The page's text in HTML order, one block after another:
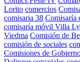
Lorito comercios
comisaria 38 Comisaría
comisaría móvil Villa
Viedma Comisión de
comisión de sociales
Comisiones de